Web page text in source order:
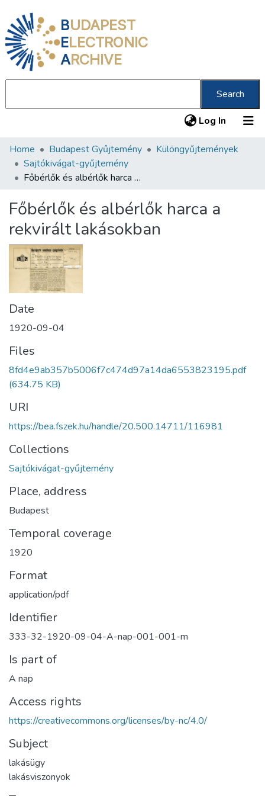
BUDAPEST
ELECTRONIC
ARCHIVE
Search
Log In (current)
Communities & Collections
All of DSpace
About us
Home Budapest Gyűjtemény
Különgyűjtemények
Sajtókivágat-gyűjtemény
Főbérlők és albérlők harca a rekvirált lakásokban
Főbérlők és albérlők harca a
rekvirált lakásokban
Date
1920-09-04
Files
8fd4e9ab357b5006f7c474d97a14da6553823195.pdf
(634.75 KB)
URI
https://bea.fszek.hu/handle/20.500.14711/116981
Collections
Sajtókivágat-gyűjtemény
Place, address
Budapest
Temporal coverage
1920
Format
application/pdf
Identifier
333-32-1920-09-04-A-nap-001-001-m
Is part of
A nap
Access rights
https://creativecommons.org/licenses/by-nc/4.0/
Subject
lakásügy
lakásviszonyok